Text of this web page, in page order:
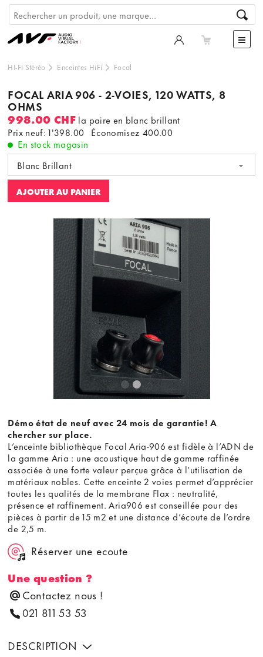
HI-FI Stéréo Enceintes HiFi Focal
FOCAL ARIA 906 - 2-VOIES, 120 WATTS, 8
OHMS
998.00 CHF la paire en blanc brillant
Prix neuf: 1'398.00 Économisez 400.00
En stock magasin
Blanc Brillant
AJOUTER AU PANIER
Démo état de neuf avec 24 mois de garantie! A
chercher sur place.
L’enceinte bibliothèque Focal Aria-906 est fidèle à l’ADN de
la gamme Aria : une acoustique haut de gamme raffinée
associée à une forte valeur perçue grâce à l’utilisation de
matériaux nobles. Cette enceinte 2 voies permet d’apprécier
toutes les qualités de la membrane Flax : neutralité,
présence et raffinement. Aria906 est conseillée pour des
pièces à partir de 15 m2 et une distance d’écoute de l’ordre
de 2,5 m.
Réserver une ecoute
Une question ?
Contactez nous !
021 811 53 53
DESCRIPTION